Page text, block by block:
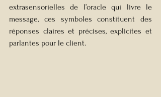
extrasensorielles de l’oracle qui livre le
message, ces symboles constituent des
réponses claires et précises, explicites et
parlantes pour le client.